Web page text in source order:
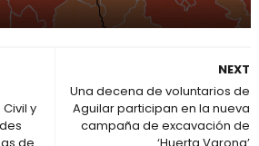
NEXT
Una decena de voluntarios de
Aguilar participan en la nueva
campaña de excavación de
y